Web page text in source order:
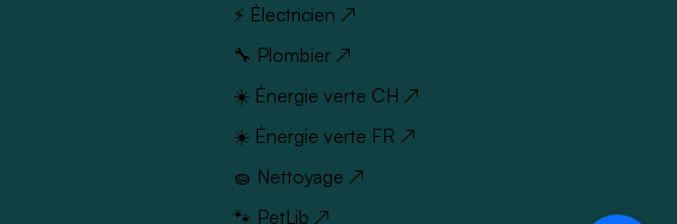
⚡ Électricien ↗
🔧 Plombier ↗
☀️ Énergie verte CH ↗
☀️ Énergie verte FR ↗
🧽 Nettoyage ↗
🐾 PetLib ↗